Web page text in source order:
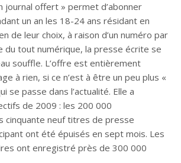
journal offert » permet d’abonner
un an les 18-24 ans résidant en
de leur choix, à raison d’un numéro par
du tout numérique, la presse écrite se
souffle. L’offre est entièrement
à rien, si ce n’est à être un peu plus «
se passe dans l’actualité. Elle a
de 2009 : les 200 000
cinquante neuf titres de presse
ont été épuisés en sept mois. Les
ont enregistré près de 300 000